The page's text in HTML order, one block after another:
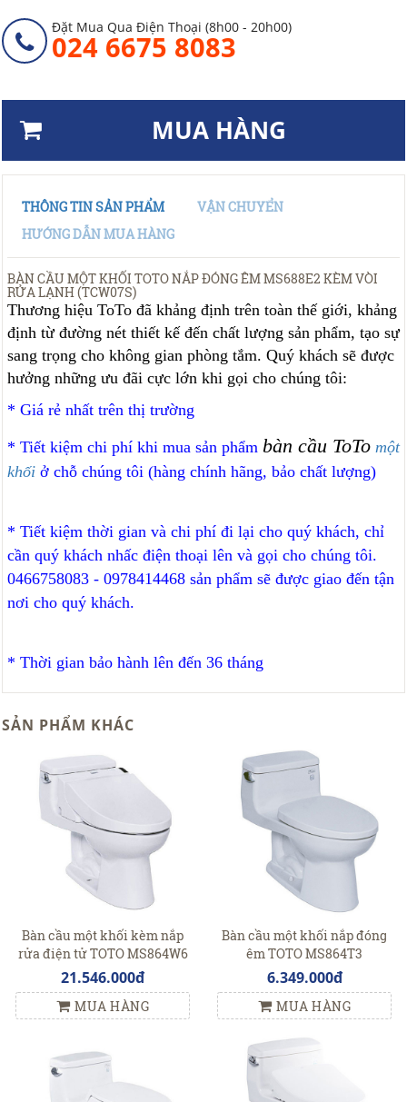
Đặt Mua Qua Điện Thoại (8h00 - 20h00)
024 6675 8083
MUA HÀNG
THÔNG TIN SẢN PHẨM
VẬN CHUYỂN
HƯỚNG DẪN MUA HÀNG
BÀN CẦU MỘT KHỐI TOTO NẮP ĐÓNG ÊM MS688E2 KÈM VÒI
RỬA LẠNH (TCW07S)
Thương hiệu ToTo đã khảng định trên toàn thế giới, khảng
định từ đường nét thiết kế đến chất lượng sản phẩm, tạo sự
sang trọng cho không gian phòng tắm. Quý khách sẽ được
hưởng những ưu đãi cực lớn khi gọi cho chúng tôi:
* Giá rẻ nhất trên thị trường
* Tiết kiệm chi phí khi mua sản phẩm bàn cầu ToTo một
khối ở chỗ chúng tôi (hàng chính hãng, bảo chất lượng)
* Tiết kiệm thời gian và chi phí đi lại cho quý khách, chỉ
cần quý khách nhấc điện thoại lên và gọi cho chúng tôi.
0466758083 - 0978414468 sản phẩm sẽ được giao đến tận
nơi cho quý khách.
* Thời gian bảo hành lên đến 36 tháng
SẢN PHẨM KHÁC
Bàn cầu một khối kèm nắp
rửa điện tử TOTO MS864W6
21.546.000đ
MUA HÀNG
Bàn cầu một khối nắp đóng
êm TOTO MS864T3
6.349.000đ
MUA HÀNG